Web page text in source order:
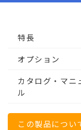
特長
オプション
カタログ・マニ
ル
この製品につい